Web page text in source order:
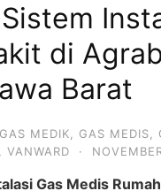
di
Barat
GAS MEDIK GAS MEDIS
VANWARD ·
Gas Medis